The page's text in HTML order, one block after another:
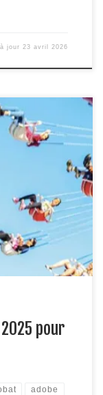
jour 23 avril 2026
tutoriel pour les
les versions
d’informations :
2024-
la complexité de
un crack
pour
adobe